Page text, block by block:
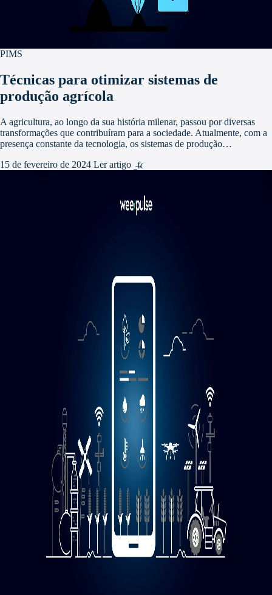
PIMS
Técnicas para otimizar sistemas de
produção agrícola
A agricultura, ao longo da sua história milenar, passou por diversas
transformações que contribuíram para a sociedade. Atualmente, com a
presença constante da tecnologia, os sistemas de produção…
15 de fevereiro de 2024 Ler artigo
arrow_forward